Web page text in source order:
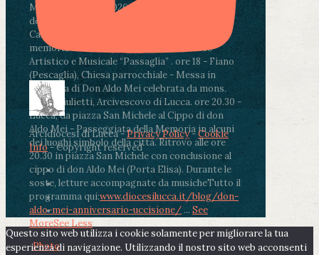
Martedì 4 agosto2026ore 11:30 - Lucca, Scuola
dell’Infanzia don Aldo Mei - Viale Castruccio
Castracani 435 - Inaugurazione murales in
memoria di don Aldo Mei curato dal Liceo
Artistico e Musicale “Passaglia” . ore 18 - Fiano
(Pescaglia), Chiesa parrocchiale - Messa in
memoria di Don Aldo Mei celebrata da mons.
Paolo Giulietti, Arcivescovo di Lucca. ore 20.30 -
Lucca, da piazza San Michele al Cippo di don
Aldo Mei - Passeggiata della Memoria in alcuni
dei luoghi simbolo della città. Ritrovo alle ore
20.30 in piazza San Michele con conclusione al
cippo di don Aldo Mei (Porta Elisa). Durante le
soste, letture accompagnate da musicheTutto il
programma qui:www.diocesilucca.it/blog/don-
aldo-mei-anniversario-uccisione/ ... See
MoreSee Less
Photo
Arcidiocesi di Lucca -Privacy Policy-Cookie
Info- Copyright reserved
Questo sito web utilizza i cookie solamente per migliorare la tua
esperienza di navigazione. Utilizzando il nostro sito web acconsenti